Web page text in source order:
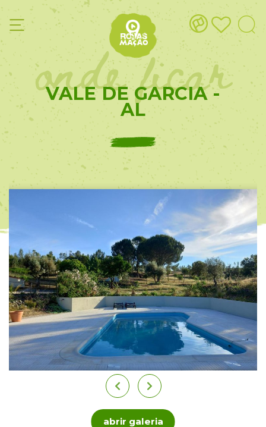
onde ficar
VALE DE GARCIA -
AL
abrir galeria